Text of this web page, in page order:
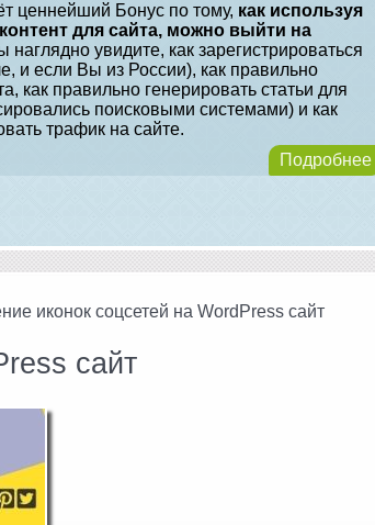
ценнейший Бонус по тому, как используя
для сайта, можно выйти на
наглядно увидите, как зарегистрироваться
и если Вы из России), как правильно
как правильно генерировать статьи для
поисковыми системами) и как
трафик на сайте.
Подробнее
иконок соцсетей на WordPress сайт
сайт